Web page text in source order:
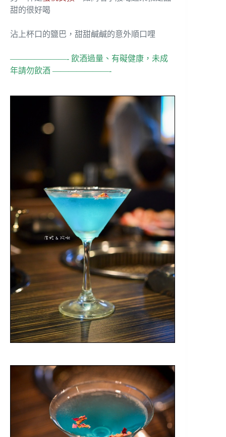
甜的很好喝
沾上杯口的鹽巴，甜甜鹹鹹的意外順口哩
———————- 飲酒過量、有礙健康，未成
年請勿飲酒 ———————-